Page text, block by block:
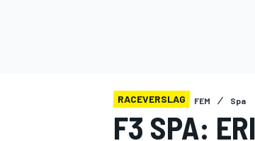
RACEVERSLAG FEM Spa
F3 SPA: